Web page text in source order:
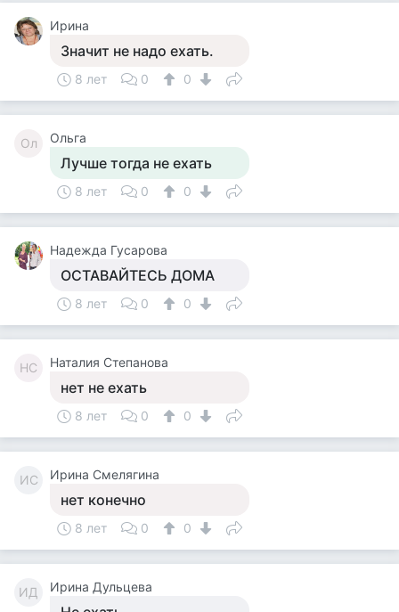
Ирина
Значит не надо ехать.
8 лет 0 0
Ол Ольга
Лучше тогда не ехать
8 лет 0 0
Надежда Гусарова
ОСТАВАЙТЕСЬ ДОМА
8 лет 0 0
НС Наталия Степанова
нет не ехать
8 лет 0 0
ИС Ирина Смелягина
нет конечно
8 лет 0 0
ИД Ирина Дульцева